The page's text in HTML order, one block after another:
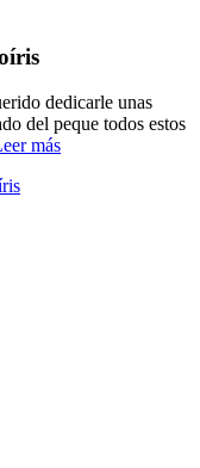
dedicarle unas
del peque todos estos
más